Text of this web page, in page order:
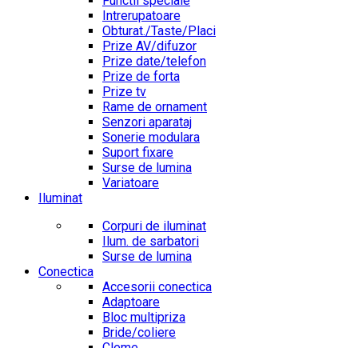
Intrerupatoare
Obturat./Taste/Placi
Prize AV/difuzor
Prize date/telefon
Prize de forta
Prize tv
Rame de ornament
Senzori aparataj
Sonerie modulara
Suport fixare
Surse de lumina
Variatoare
Iluminat
Corpuri de iluminat
Ilum. de sarbatori
Surse de lumina
Conectica
Accesorii conectica
Adaptoare
Bloc multipriza
Bride/coliere